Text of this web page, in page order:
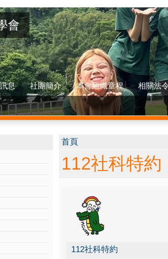
會
息 社團簡介 本會組織章程 相關法
您在這裡
首頁
112社科特約
112社科特約